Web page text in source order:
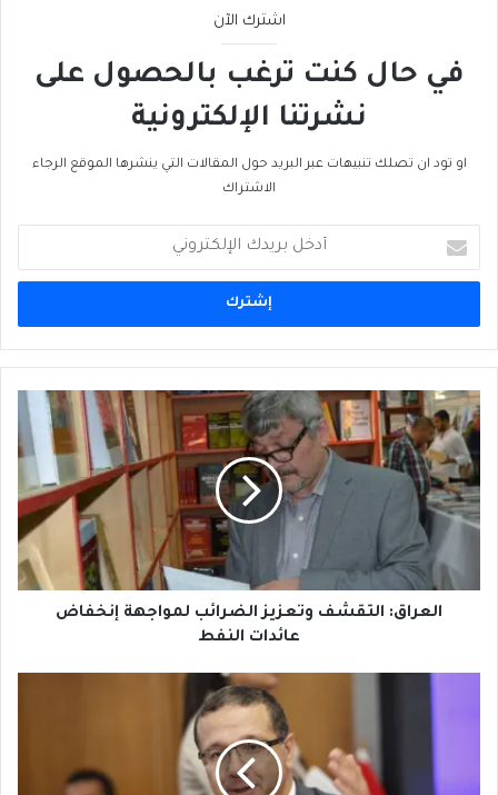
اشترك الآن
في حال كنت ترغب بالحصول على
نشرتنا الإلكترونية
او تود ان تصلك تنبيهات عبر البريد حول المقالات التي ينشرها الموقع الرجاء
الاشتراك
بريدك
الإلكتروني
العراق:
التقشف
وتعزيز
الضرائب
لمواجهة
إنخفاض
عائدات
العراق: التقشف وتعزيز الضرائب لمواجهة إنخفاض
عائدات النفط